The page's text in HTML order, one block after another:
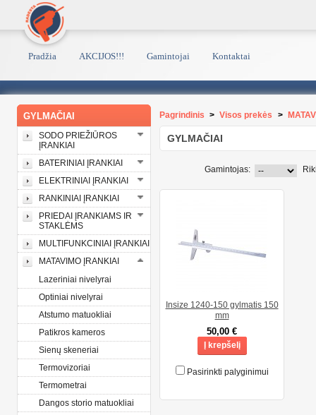
Pradžia AKCIJOS!!! Gamintojai Kontaktai
GYLMAČIAI
SODO PRIEŽIŪROS
ĮRANKIAI
BATERINIAI ĮRANKIAI
ELEKTRINIAI ĮRANKIAI
RANKINIAI ĮRANKIAI
PRIEDAI ĮRANKIAMS IR
STAKLĖMS
MULTIFUNKCINIAI ĮRANKIAI
MATAVIMO ĮRANKIAI
Lazeriniai nivelyrai
Optiniai nivelyrai
Atstumo matuokliai
Patikros kameros
Sienų skeneriai
Termovizoriai
Termometrai
Dangos storio matuokliai
Pagrindinis > Visos prekės >
GYLMAČIAI
Gamintojas:
Insize 1240-150 gylmatis 150
mm
50,00 €
Į krepšelį
Pasirinkti palyginimui